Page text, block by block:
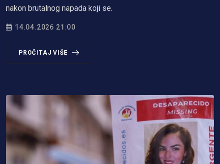
nakon brutalnog napada koji se.
14.04.2026 21:00
PROČITAJ VIŠE